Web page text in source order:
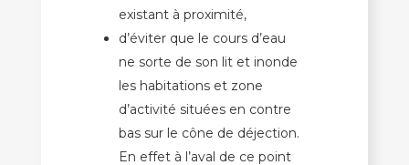
existant à proximité,
d’éviter que le cours d’eau
ne sorte de son lit et inonde
les habitations et zone
d’activité situées en contre
bas sur le cône de déjection.
En effet à l’aval de ce point